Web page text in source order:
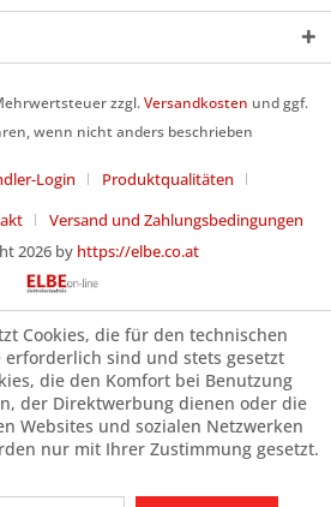
zzgl.Versandkosten und ggf.
wenn nicht anders beschrieben
Login
Produktqualitäten
Versand und Zahlungsbedingungen
2026 by https://elbe.co.at
Cookies, die für den technischen
erforderlich sind und stets gesetzt
die den Komfort bei Benutzung
der Direktwerbung dienen oder die
Websites und sozialen Netzwerken
nur mit Ihrer Zustimmung gesetzt.